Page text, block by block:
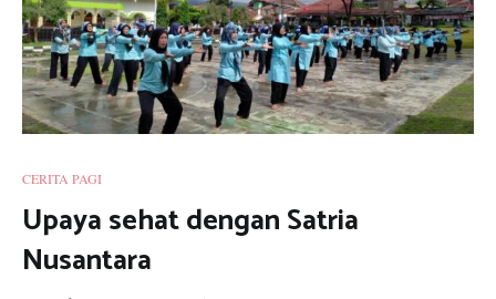
CERITA PAGI
Upaya sehat dengan Satria
Nusantara